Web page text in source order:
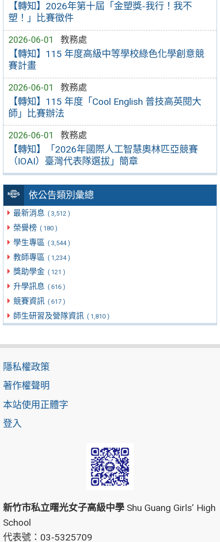
【轉知】2026年第十屆「金塑獎-我行！我不
塑！」比賽徵件
2026-06-01 教務處
【轉知】115 年度高級中等學校綠色化學創意競
賽計畫
2026-06-01 教務處
【轉知】115 年度「Cool English 普技高英閱大
師」比賽辦法
2026-06-01 教務處
【轉知】「2026年國際人工智慧奧林匹亞競賽
（IOAI）臺灣代表隊選拔」簡章
依公告類別彙總
最新消息 ( 3,512 )
榮譽榜 ( 180 )
學生專區 ( 3,544 )
教師專區 ( 1,234 )
獎助學金 ( 121 )
升學訊息 ( 616 )
競賽資訊 ( 617 )
師生研習及營隊資訊 ( 1,810 )
隱私權政策
著作權聲明
本站使用正體字
登入
新竹市私立曙光女子高級中學 Shu Guang Girls’ High
School
代表號：03-5325709